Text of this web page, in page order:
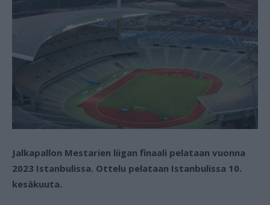
Jalkapallon Mestarien liigan finaali pelataan vuonna
2023 Istanbulissa. Ottelu pelataan Istanbulissa 10.
kesäkuuta.